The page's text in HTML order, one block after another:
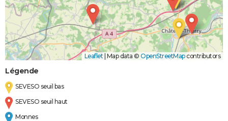
Leaflet Map data © OpenStreetMapcontributors
Légende
SEVESO seuil bas
SEVESO seuil haut
Monnes